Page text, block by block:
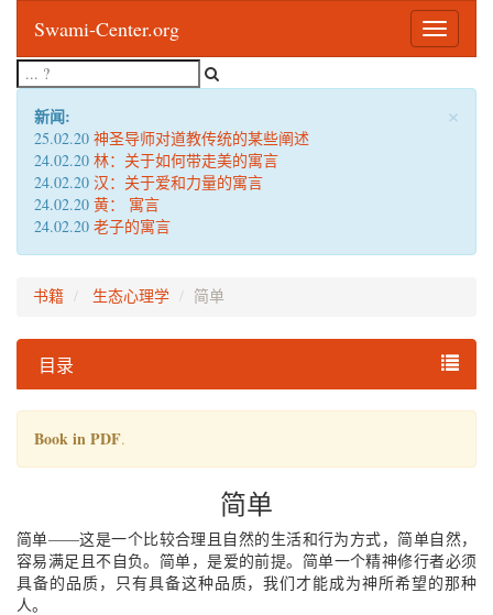
Toggle
Swami-Center.org
×
新闻:
25.02.20 神圣导师对道教传统的某些阐述
24.02.20 林：关于如何带走美的寓言
24.02.20 汉：关于爱和力量的寓言
24.02.20 黄： 寓言
24.02.20 老子的寓言
书籍 生态心理学 简单
目录
Book in PDF.
简单
简单——这是一个比较合理且自然的生活和行为方式，简单自然，
容易满足且不自负。简单，是爱的前提。简单一个精神修行者必须
具备的品质，只有具备这种品质，我们才能成为神所希望的那种
人。